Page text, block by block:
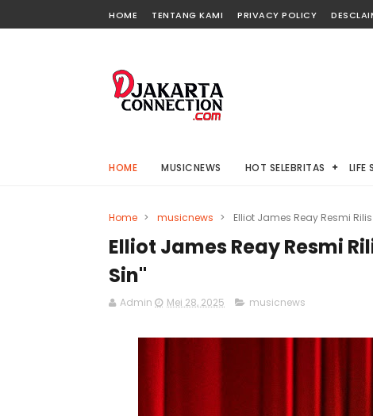
HOME TENTANG KAMI PRIVACY POLICY
HOME MUSICNEWS HOT SELEBRITAS LIFE
Home > musicnews > Elliot James Reay Resmi
Elliot James Reay Resmi
Sin"
Admin Mei 28, 2025 musicnews